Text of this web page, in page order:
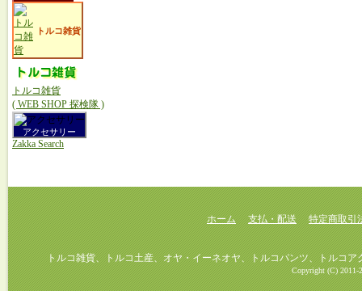
トルコ雑貨
トルコ雑貨
( WEB SHOP 探検隊 )
アクセサリー
Zakka Search
ホーム 支払・配送 特定商取引
トルコ雑貨、トルコ土産、オヤ・イーネオヤ、トルコパンツ、トルコアク
Copyright (C) 2011-